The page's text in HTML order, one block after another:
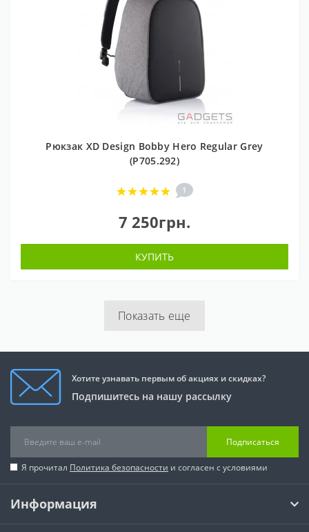
Рюкзак XD Design Bobby Hero Regular Grey
(P705.292)
1
7 250грн.
КУПИТЬ
Показать еще
Хотите узнавать первым об акциях и скидках?
Подпишитесь на нашу рассылку
Подписаться
Я прочитал Политика безопасности и согласен с условиями
Информация